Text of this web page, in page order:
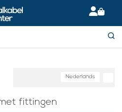
Nederlands
fittingen